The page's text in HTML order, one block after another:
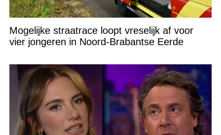
Mogelijke straatrace loopt vreselijk af voor
vier jongeren in Noord-Brabantse Eerde